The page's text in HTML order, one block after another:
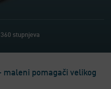
stupnjeva
maleni pomagači velikog